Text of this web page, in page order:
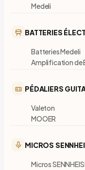
Medeli
BATTERIES
Batteries Medeli
Amplification de
PÉDALIERS
Valeton
MOOER
MICROS
Micros